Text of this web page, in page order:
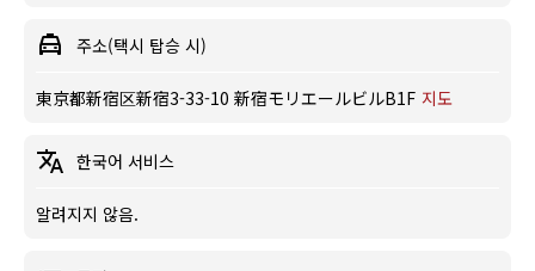
주소(택시 탑승 시)
東京都新宿区新宿3-33-10 新宿モリエールビルB1F 지도
한국어 서비스
알려지지 않음.